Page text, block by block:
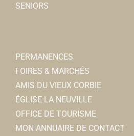
SENIORS
PERMANENCES
FOIRES & MARCHÉS
AMIS DU VIEUX CORBIE
ÉGLISE LA NEUVILLE
OFFICE DE TOURISME
MON ANNUAIRE DE CONTACT